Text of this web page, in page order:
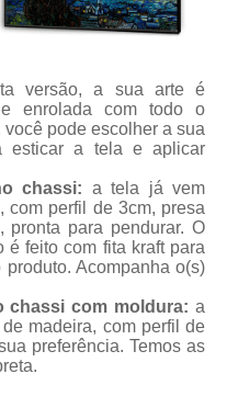
versão, a sua arte é
enrolada com todo o
pode escolher a sua
esticar a tela e aplicar
chassi: a tela já vem
com perfil de 3cm, presa
pronta para pendurar. O
é feito com fita kraft para
Acompanha o(s)
chassi com moldura: a
madeira, com perfil de
preferência. Temos as